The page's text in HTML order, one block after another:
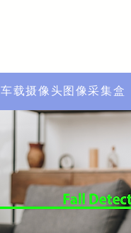
车载摄像头图像采集盒